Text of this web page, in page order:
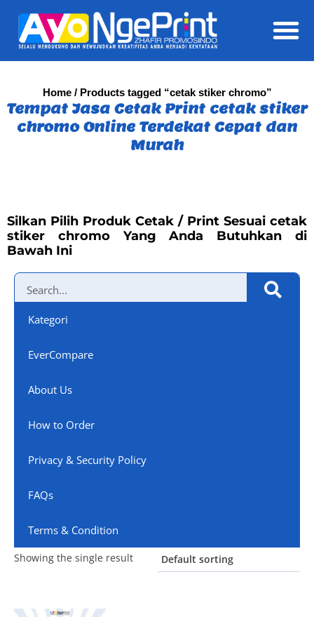
Home/ Products tagged “cetak stiker chromo”
Tempat Jasa Cetak Print cetak stiker
chromo Online Terdekat Cepat dan
Murah
Silkan Pilih Produk Cetak / Print Sesuai cetak
stiker chromo Yang Anda Butuhkan di
Bawah Ini
Kategori
EverCompare
About Us
How to Order
Privacy & Security Policy
FAQs
Terms & Condition
Showing the single result